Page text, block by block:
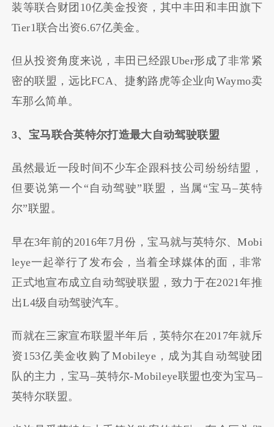
装等联合财团 10亿美金投资，其中丰田和丰田旗下
Tier1联合出资6.67亿美金。
但从投资角度来说，丰田已经跟Uber形成了非常紧
密的联盟，远比FCA、捷豹路虎等企业向 Waymo卖
车那么简单。
3、宝马联合英特尔打造最大自动驾驶联盟
虽然最近一段时间不少车企跟科技公司纷纷结盟，
但要说第一个 “自动驾驶”联盟，当属 “宝马–英特
尔”联盟。
早在3年前的2016年7月份，宝马就与英特尔、Mobi
leye一起举行了发布会，当着全球媒体的面，非常
正式地宣布成立自动驾驶联盟，致力于在2021 年推
出L4级自动驾驶汽车。
而就在三家宣布联盟半年后，英特尔在2017年就斥
资153亿美金收购了Mobileye ，成为其自动驾驶团
队的主力，宝马–英特尔-Mobileye联盟也变为宝马–
英特尔联盟。